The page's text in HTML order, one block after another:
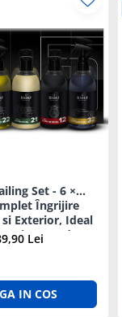
Set - 6 ×
Îngrijire
Exterior, Ideal
sau Cadou
Lei
IN COS